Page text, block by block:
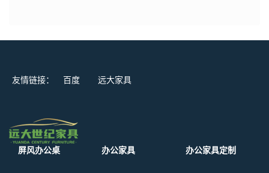
友情链接： 百度 远大家具
屏风办公桌 办公家具 办公家具定制